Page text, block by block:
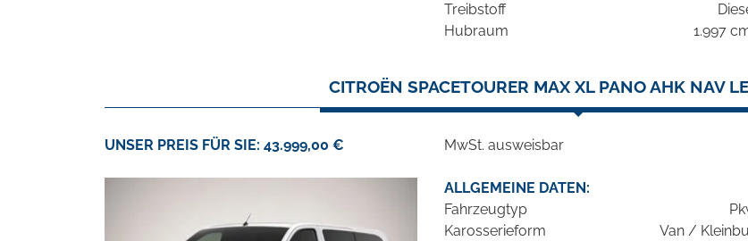
Treibstoff
Hubraum
1.997
CITROËN SPACETOURER MAX XL PANO AHK NAV
UNSER PREIS FÜR SIE: 43.999,00 € MwSt. ausweisbar
ALLGEMEINE DATEN:
Fahrzeugtyp
Karosserieform
Van /